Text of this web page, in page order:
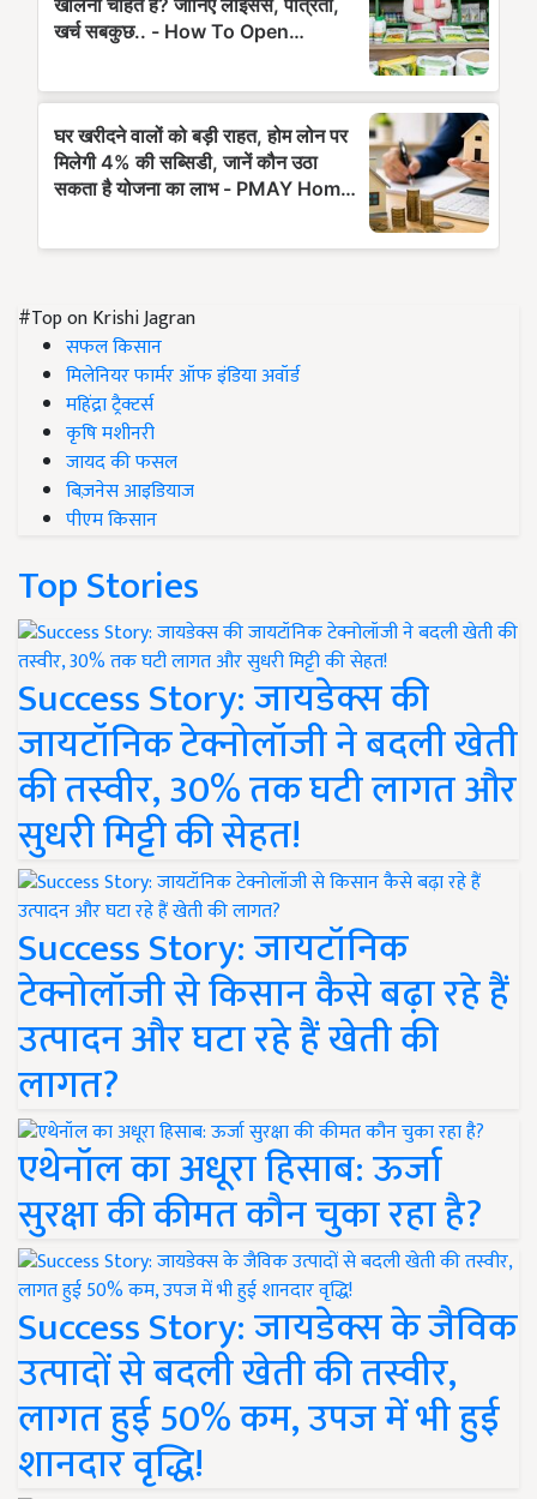
#Top on Krishi Jagran
सफल किसान
मिलेनियर फार्मर ऑफ इंडिया अवॉर्ड
महिंद्रा ट्रैक्टर्स
कृषि मशीनरी
जायद की फसल
बिज़नेस आइडियाज
पीएम किसान
Top Stories
Success Story: जायडेक्स की
जायटॉनिक टेक्नोलॉजी ने बदली खेती
की तस्वीर, 30% तक घटी लागत और
सुधरी मिट्टी की सेहत!
Success Story: जायटॉनिक
टेक्नोलॉजी से किसान कैसे बढ़ा रहे हैं
उत्पादन और घटा रहे हैं खेती की
लागत?
एथेनॉल का अधूरा हिसाब: ऊर्जा
सुरक्षा की कीमत कौन चुका रहा है?
Success Story: जायडेक्स के जैविक
उत्पादों से बदली खेती की तस्वीर,
लागत हुई 50% कम, उपज में भी हुई
शानदार वृद्धि!